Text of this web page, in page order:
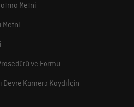
Metni
Metni
ve Formu
Kamera Kaydı İçin